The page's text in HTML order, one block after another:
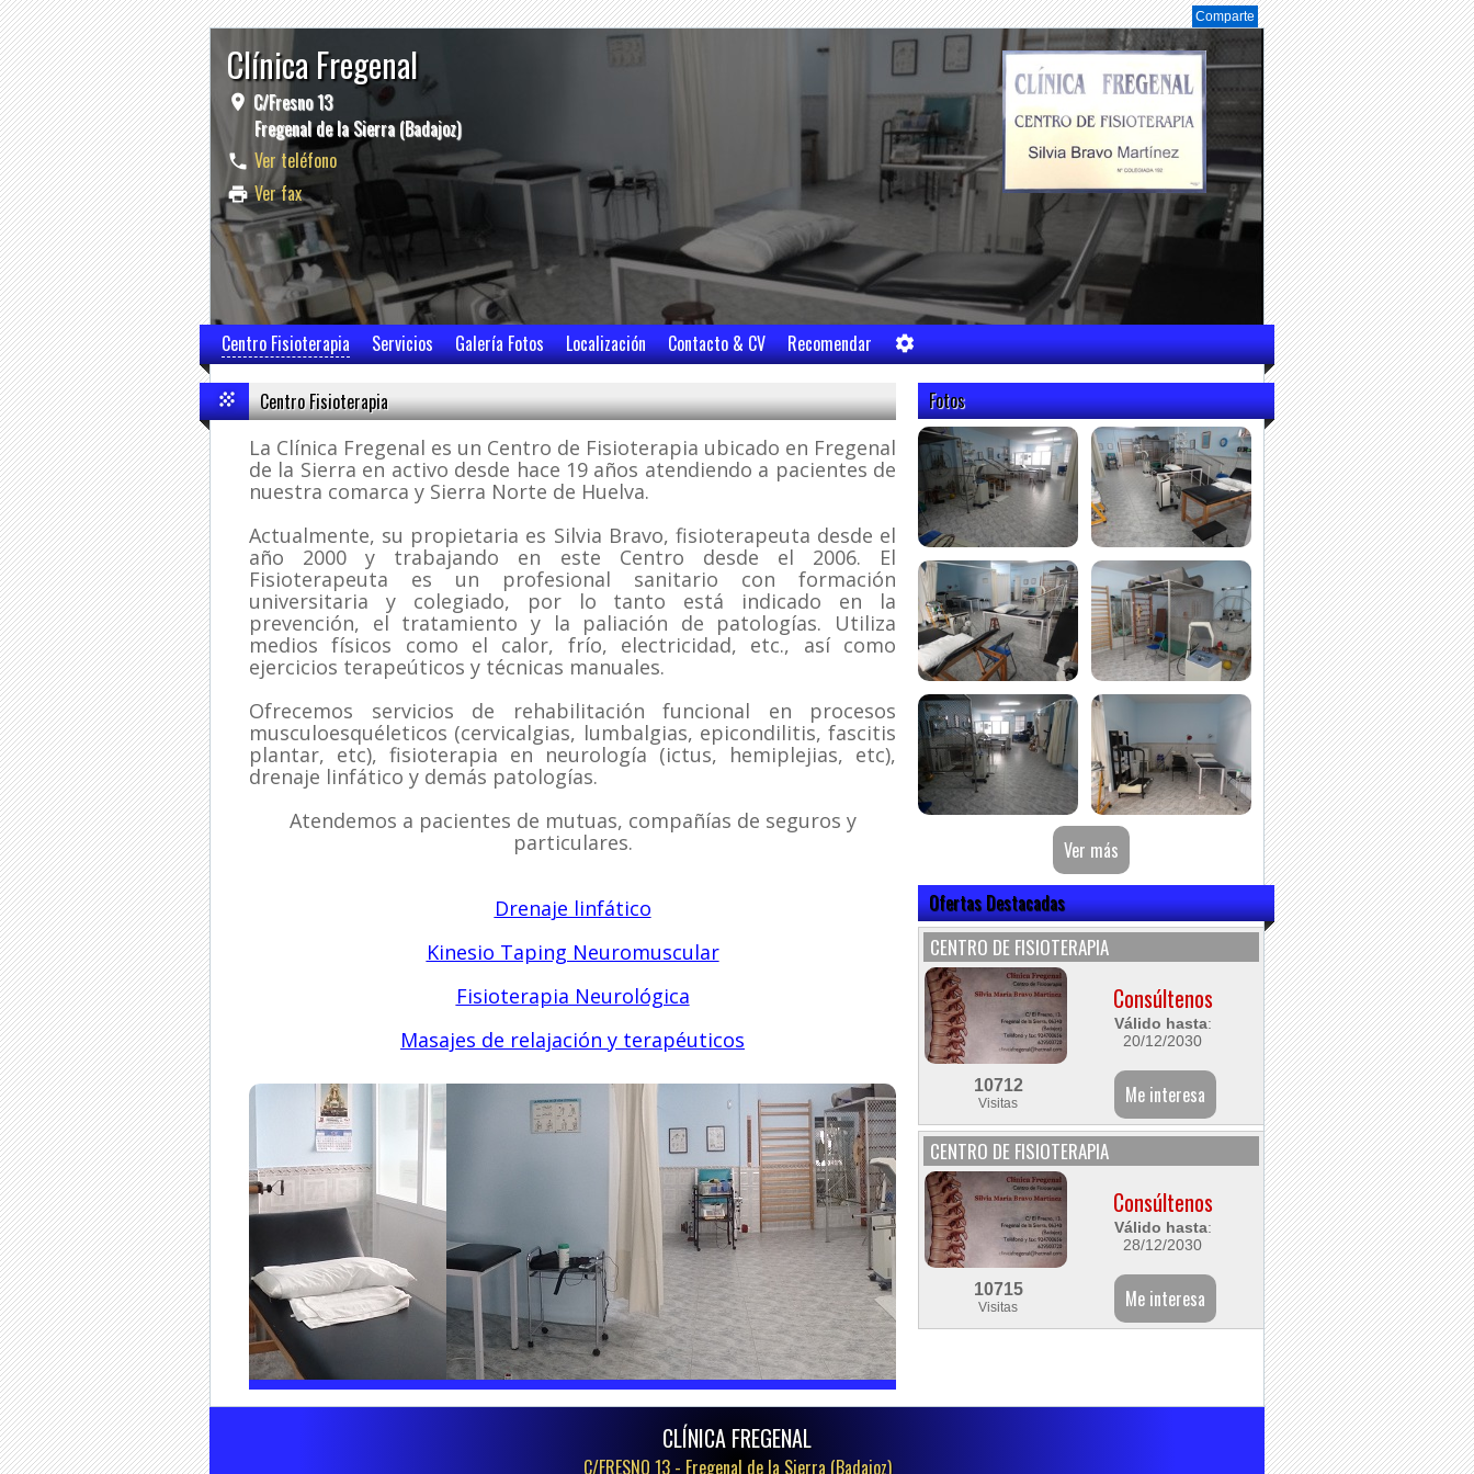
Comparte
Clínica Fregenal
C/Fresno 13
Fregenal de la Sierra (Badajoz)
Ver teléfono
Ver fax
Centro Fisioterapia Servicios Galería Fotos Localización Contacto & CV Recomendar
Centro Fisioterapia
La Clínica Fregenal es un Centro de Fisioterapia ubicado en Fregenal
de la Sierra en activo desde hace 19 años atendiendo a pacientes de
nuestra comarca y Sierra Norte de Huelva.
Actualmente, su propietaria es Silvia Bravo, fisioterapeuta desde el
año 2000 y trabajando en este Centro desde el 2006. El
Fisioterapeuta es un profesional sanitario con formación
universitaria y colegiado, por lo tanto está indicado en la
prevención, el tratamiento y la paliación de patologías. Utiliza
medios físicos como el calor, frío, electricidad, etc., así como
ejercicios terapeúticos y técnicas manuales.
Ofrecemos servicios de rehabilitación funcional en procesos
musculoesquéleticos (cervicalgias, lumbalgias, epicondilitis, fascitis
plantar, etc), fisioterapia en neurología (ictus, hemiplejias, etc),
drenaje linfático y demás patologías.
Atendemos a pacientes de mutuas, compañías de seguros y
particulares.
Drenaje linfático
Kinesio Taping Neuromuscular
Fisioterapia Neurológica
Masajes de relajación y terapéuticos
Fotos
Ofertas Destacadas
CENTRO DE FISIOTERAPIA
Consúltenos
Válido hasta:
20/12/2030
10712
Visitas
CENTRO DE FISIOTERAPIA
Consúltenos
Válido hasta:
28/12/2030
10715
Visitas
CLÍNICA FREGENAL
C/FRESNO 13 - Fregenal de la Sierra (Badajoz)